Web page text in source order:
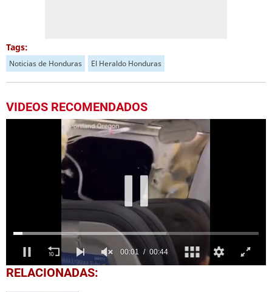
Tags:
Noticias de Honduras El Heraldo Honduras
VIDEOS RECOMENDADOS
0
seconds
RELACIONADAS: